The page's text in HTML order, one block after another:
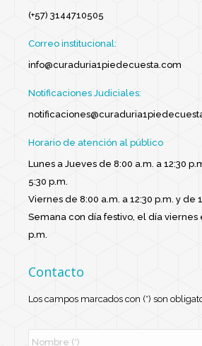
(+57) 3144710505
Correo institucional:
info@curaduria1piedecuesta.com
Notificaciones Judiciales:
Horario de atención al público
Lunes a Jueves de 8:00 a.m. a 12:30
5:30 p.m.
Viernes de 8:00 a.m. a 12:30 p.m. y de
Semana con día festivo, el día viernes
p.m.
Contacto
Los campos marcados con (*) son
o